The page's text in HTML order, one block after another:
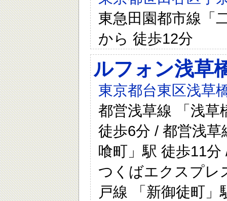
東急田園都市線「
から 徒歩12分
ルフォン浅草
東京都台東区浅草
都営浅草線 「浅草
徒歩6分 / 都営浅
喰町」駅 徒歩11
つくばエクスプレ
戸線 「新御徒町